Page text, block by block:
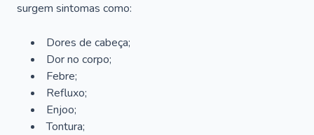
surgem sintomas como:
Dores de cabeça;
Dor no corpo;
Febre;
Refluxo;
Enjoo;
Tontura;